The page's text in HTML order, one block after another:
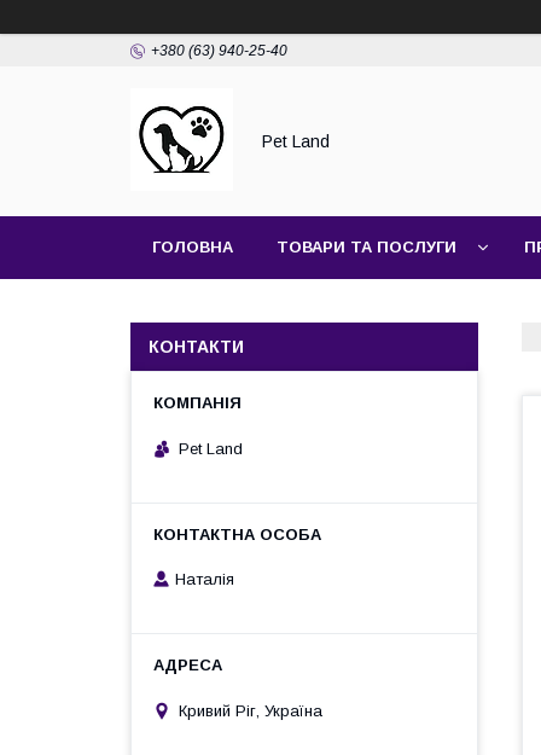
+380 (63) 940-25-40
Pet Land
ГОЛОВНА ТОВАРИ ТА ПОСЛУГИ
КОНТАКТИ
Pet Land
Наталiя
Кривий Ріг, Україна